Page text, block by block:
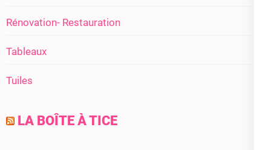
Rénovation- Restauration
Tableaux
Tuiles
LA BOÎTE À TICE